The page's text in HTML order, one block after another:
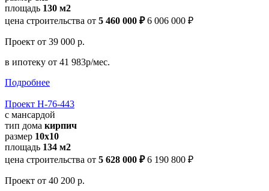
площадь 130 м2
цена строительства от 5 460 000 ₽ 6 006 000 ₽
Проект от 39 000 р.
в ипотеку от 41 983р/мес.
Подробнее
Проект Н-76-443
с мансардой
тип дома кирпич
размер 10х10
площадь 134 м2
цена строительства от 5 628 000 ₽ 6 190 800 ₽
Проект от 40 200 р.